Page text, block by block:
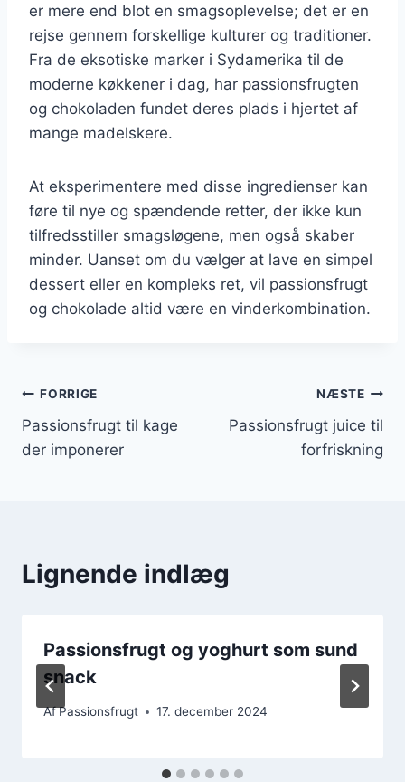
er mere end blot en smagsoplevelse; det er en
rejse gennem forskellige kulturer og traditioner.
Fra de eksotiske marker i Sydamerika til de
moderne køkkener i dag, har passionsfrugten
og chokoladen fundet deres plads i hjertet af
mange madelskere.
At eksperimentere med disse ingredienser kan
føre til nye og spændende retter, der ikke kun
tilfredsstiller smagsløgene, men også skaber
minder. Uanset om du vælger at lave en simpel
dessert eller en kompleks ret, vil passionsfrugt
og chokolade altid være en vinderkombination.
Indlægsnavigation
FORRIGE
Passionsfrugt til kage
der imponerer
NÆSTE
Passionsfrugt juice til
forfriskning
Lignende indlæg
Passionsfrugt og yoghurt som sund
snack
AfPassionsfrugt 17. december 2024